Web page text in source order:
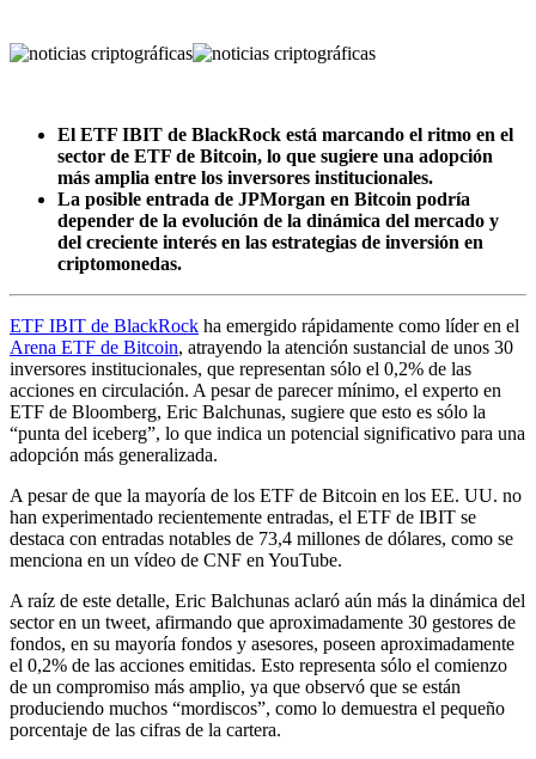
El ETF IBIT de BlackRock está marcando el ritmo en el
sector de ETF de Bitcoin, lo que sugiere una adopción
más amplia entre los inversores institucionales.
La posible entrada de JPMorgan en Bitcoin podría
depender de la evolución de la dinámica del mercado y
del creciente interés en las estrategias de inversión en
criptomonedas.
ETF IBIT de BlackRock ha emergido rápidamente como líder en el
Arena ETF de Bitcoin, atrayendo la atención sustancial de unos 30
inversores institucionales, que representan sólo el 0,2% de las
acciones en circulación. A pesar de parecer mínimo, el experto en
ETF de Bloomberg, Eric Balchunas, sugiere que esto es sólo la
“punta del iceberg”, lo que indica un potencial significativo para una
adopción más generalizada.
A pesar de que la mayoría de los ETF de Bitcoin en los EE. UU. no
han experimentado recientemente entradas, el ETF de IBIT se
destaca con entradas notables de 73,4 millones de dólares, como se
menciona en un vídeo de CNF en YouTube.
A raíz de este detalle, Eric Balchunas aclaró aún más la dinámica del
sector en un tweet, afirmando que aproximadamente 30 gestores de
fondos, en su mayoría fondos y asesores, poseen aproximadamente
el 0,2% de las acciones emitidas. Esto representa sólo el comienzo
de un compromiso más amplio, ya que observó que se están
produciendo muchos “mordiscos”, como lo demuestra el pequeño
porcentaje de las cifras de la cartera.